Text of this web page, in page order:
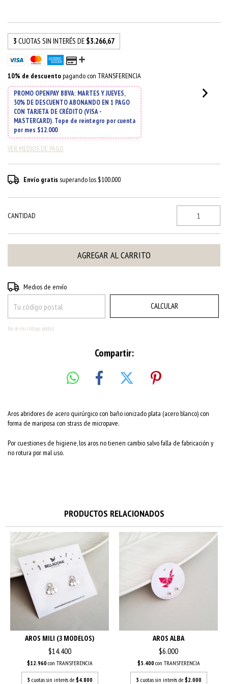
3 CUOTAS SIN INTERÉS DE $3.266,67
10% de descuentopagando con TRANSFERENCIA
VER MEDIOS DE PAGO
Envío gratissuperando los $100.000
CANTIDAD
Entregas para el CP:
Medios de envío
CALCULAR
No sé mi código postal
Compartir:
Aros abridores de acero quirúrgico con baño ionizado plata (acero blanco) con
forma de mariposa con strass de micropave.
Por cuestiones de higiene, los aros no tienen cambio salvo falla de fabricación y
no rotura por mal uso.
PRODUCTOS RELACIONADOS
AROS MILI (3 MODELOS)
$14.400
$12.960con TRANSFERENCIA
3 cuotas sin interés de $4.800
AROS ALBA
$6.000
$5.400con TRANSFERENCIA
3 cuotas sin interés de $2.000